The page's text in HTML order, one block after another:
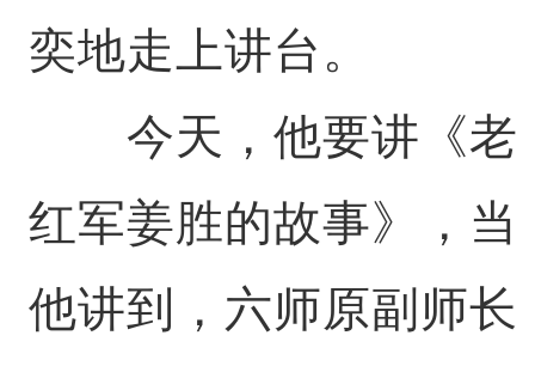
奕地走上讲台。
今天，他要讲《老
红军姜胜的故事》，当
他讲到，六师原副师长